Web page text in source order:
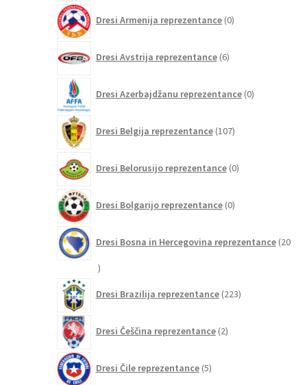
Dresi Armenija reprezentance 0izdelkov
Dresi Avstrija reprezentance 6izdelkov
Dresi Azerbajdžanu reprezentance 0izdelkov
Dresi Belgija reprezentance 107izdelkov
Dresi Belorusijo reprezentance 0izdelkov
Dresi Bolgarijo reprezentance 0izdelkov
Dresi Bosna in Hercegovina reprezentance 20
20
Dresi Brazilija reprezentance 223izdelkov
Dresi Češčina reprezentance 2izdelka
Dresi Čile reprezentance 5izdelkov